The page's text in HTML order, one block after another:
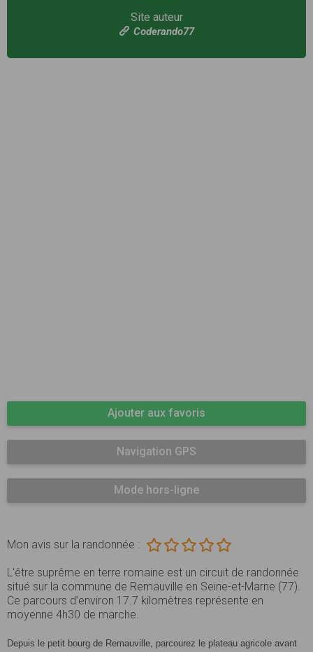
Site auteur
Coderando77
Ajouter aux favoris
Navigation GPS
Mode hors-ligne
Mon avis sur la randonnée :
L'être suprême en terre romaine est un circuit de randonnée
situé sur la commune de Remauville en Seine-et-Marne (77).
Ce parcours d’environ 17.7 kilomètres représente en
moyenne 4h30 de marche.
Depuis le petit bourg de Remauville, parcourez le plateau agricole avant